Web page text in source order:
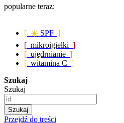
popularne teraz:
[ ☀️ SPF ]
[ mikroigiełki ]
[ ujędrnianie ]
[ witamina C ]
Szukaj
Szukaj
Szukaj
Przejdź do treści